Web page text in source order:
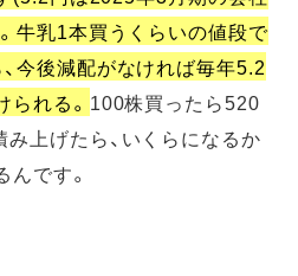
牛乳1本買うくらいの値段で
今後減配がなければ毎年5.2
られる。 100株買ったら520
み上げたら、いくらになるか
です。